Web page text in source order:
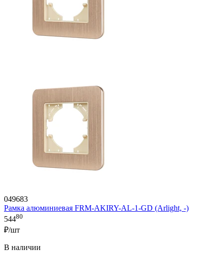
049683
Рамка алюминиевая FRM-AKIRY-AL-1-GD (Arlight, -)
54480
₽/шт
В наличии